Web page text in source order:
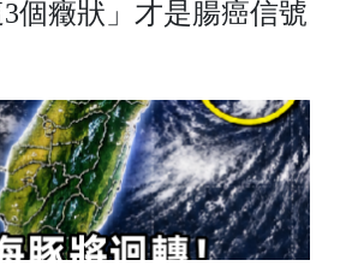
個癥狀」才是腸癌信號